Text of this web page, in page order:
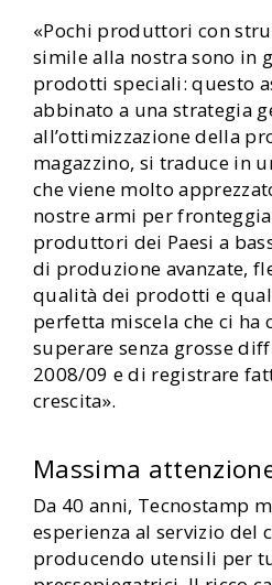
«Pochi produttori con
simile alla nostra sono in
prodotti speciali: questo
abbinato a una strategia
all’ottimizzazione della
magazzino, si traduce in
che viene molto
nostre armi per
produttori dei Paesi a
di produzione avanzate,
qualità dei prodotti e
perfetta miscela che ci ha
superare senza grosse
2008/09 e di registrare
crescita».
Massima
Da 40 anni, Tecnostamp
esperienza al servizio del
producendo utensili per